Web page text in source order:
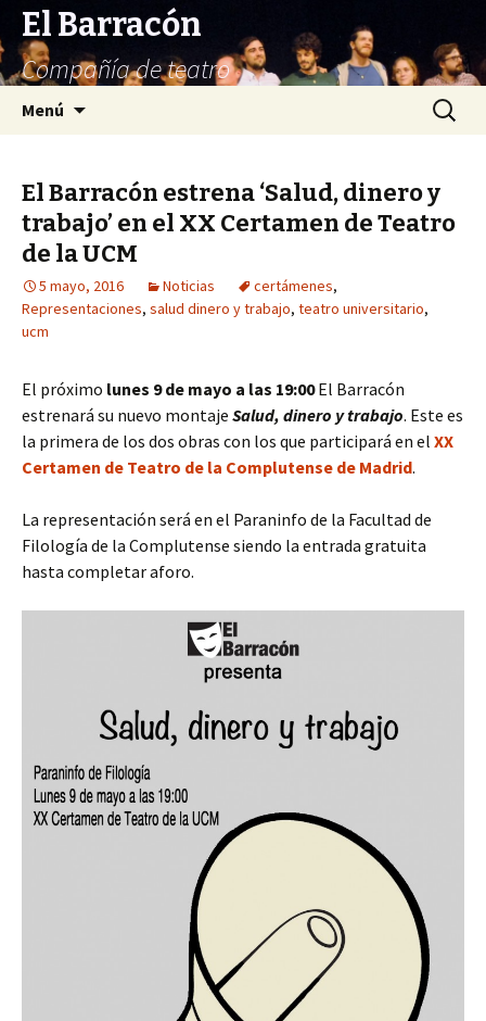
El Barracón
Compañía de teatro
Menú Buscar:
El Barracón estrena ‘Salud, dinero y
trabajo’ en el XX Certamen de Teatro
de la UCM
5 mayo, 2016 Noticias certámenes,
Representaciones, salud dinero y trabajo, teatro universitario,
ucm
El próximo lunes 9 de mayo a las 19:00El Barracón
estrenará su nuevo montaje Salud, dinero y trabajo. Este es
la primera de los dos obras con los que participará en el XX
Certamen de Teatro de la Complutense de Madrid.
La representación será en el Paraninfo de la Facultad de
Filología de la Complutense siendo la entrada gratuita
hasta completar aforo.